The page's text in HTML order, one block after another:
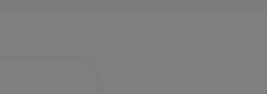
Dado que esta situación constituye
de la OCU como mediador para
acciones